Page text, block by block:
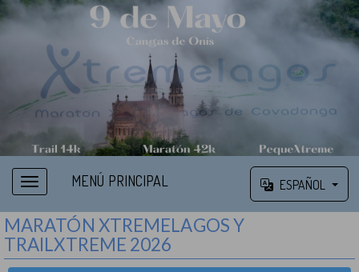
MENÚ PRINCIPAL ESPAÑOL
MARATÓN XTREMELAGOS Y
TRAILXTREME 2026